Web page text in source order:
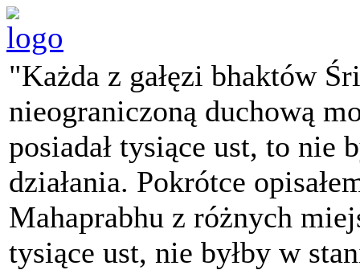
"Każda z gałęzi bhaktów
nieograniczoną duchową
posiadał tysiące ust, to nie
działania. Pokrótce
Mahaprabhu z różnych
tysiące ust, nie byłby w